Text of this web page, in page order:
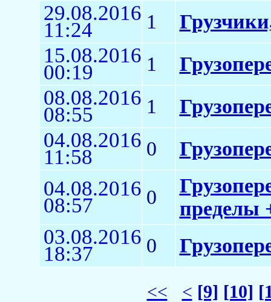
29.08.2016
11:24 1
15.08.2016
00:19 1
08.08.2016
08:55 1
04.08.2016
11:58 0
04.08.2016
08:57 0
пределы
03.08.2016
18:37 0
<< < [9] [10]